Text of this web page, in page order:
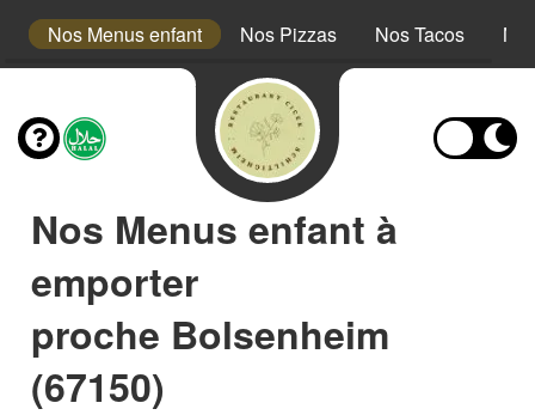
Nos Menus enfant Nos Pizzas Nos Tacos
Nos Menus enfant à
emporter
proche Bolsenheim
(67150)